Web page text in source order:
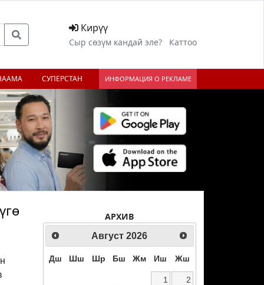
Кирүү
Сыр сөзүм кандай эле? Каттоо
СУПЕРСТАН ИНФОРМАЦИЯ О РЕКЛАМЕ
АРХИВ
Август 2026
Дш Шш Шр Бш Жм Иш Жш
1
2